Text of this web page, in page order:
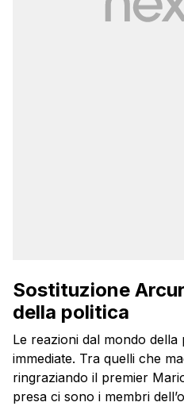
Sostituzione
della politica
Le reazioni dal mondo della
immediate. Tra quelli che
ringraziando il premier
presa ci sono i membri